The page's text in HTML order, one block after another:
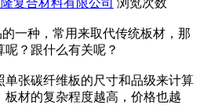
一种，常用来取代传统板材，那
？跟什么有关呢？
张碳纤维板的尺寸和品级来计算
材的复杂程度越高，价格也越